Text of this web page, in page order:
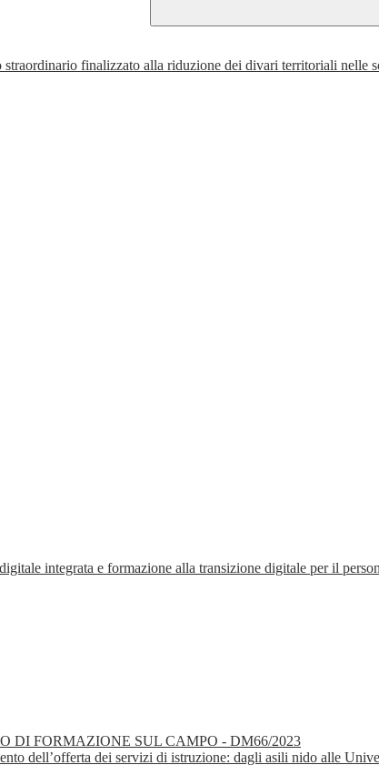
finalizzato alla riduzione dei divari territoriali nelle
integrata e formazione alla transizione digitale per il
DI FORMAZIONE SUL CAMPO - DM66/2023
dell’offerta dei servizi di istruzione: dagli asili nido alle